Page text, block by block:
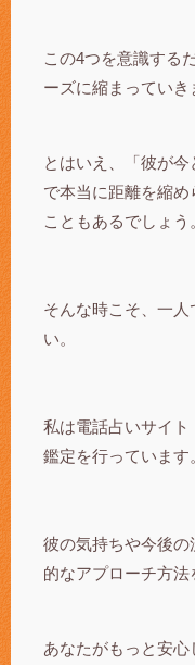
この4つを意識する
ーズに縮まっていき
とはいえ、「彼が
で本当に距離を縮
こともあるでしょう
そんな時こそ、一
い。
私は電話占いサイト
鑑定を行っています
彼の気持ちや今後
的なアプローチ方法
あなたがもっと安